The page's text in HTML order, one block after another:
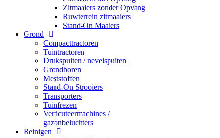
Zitmaaiers zonder Opvang
Ruwterrein zitmaaiers
Stand-On Maaiers
Grond
Compacttractoren
Tuintractoren
Drukspuiten / nevelspuiten
Grondboren
Meststoffen
Stand-On Strooiers
Transporters
Tuinfrezen
Verticuteermachines /
gazonbeluchters
Reinigen